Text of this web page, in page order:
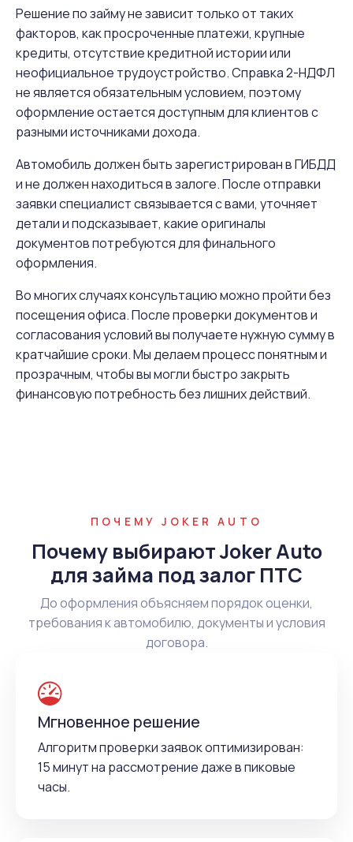
Решение по займу не зависит только от таких
факторов, как просроченные платежи, крупные
кредиты, отсутствие кредитной истории или
неофициальное трудоустройство. Справка 2-НДФЛ
не является обязательным условием, поэтому
оформление остается доступным для клиентов с
разными источниками дохода.
Автомобиль должен быть зарегистрирован в ГИБДД
и не должен находиться в залоге. После отправки
заявки специалист связывается с вами, уточняет
детали и подсказывает, какие оригиналы
документов потребуются для финального
оформления.
Во многих случаях консультацию можно пройти без
посещения офиса. После проверки документов и
согласования условий вы получаете нужную сумму в
кратчайшие сроки. Мы делаем процесс понятным и
прозрачным, чтобы вы могли быстро закрыть
финансовую потребность без лишних действий.
ПОЧЕМУ JOKER AUTO
Почему выбирают Joker Auto
для займа под залог ПТС
До оформления объясняем порядок оценки,
требования к автомобилю, документы и условия
договора.
Мгновенное решение
Алгоритм проверки заявок оптимизирован:
15 минут на рассмотрение даже в пиковые
часы.